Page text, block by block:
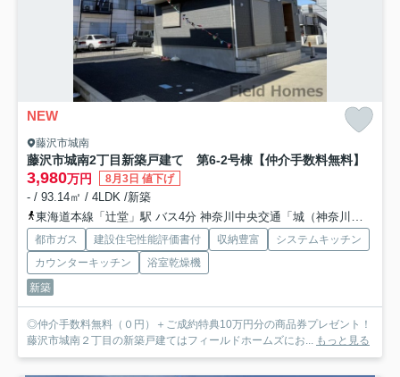
NEW
藤沢市城南
藤沢市城南2丁目新築戸建て 第6-2号棟 【仲介手数料無料】
3,980万円 8月3日 値下げ
- / 93.14㎡ / 4LDK /新築
東海道本線「辻堂」駅 バス4分 神奈川中央交通「城（神奈川県）」 停歩6分
都市ガス 建設住宅性能評価書付 収納豊富
システムキッチン
カウンターキッチン
浴室乾燥機
新築
◎仲介手数料無料（０円）＋ご成約特典10万円分の商品券プレゼント！
藤沢市城南２丁目の新築戸建てはフィールドホームズにお... もっと見る